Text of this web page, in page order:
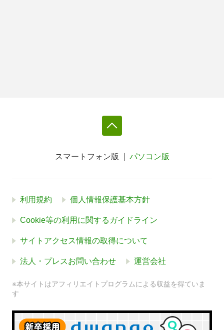
スマートフォン版 パソコン版
利用規約 個人情報保護基本方針
Cookie等の利用に関するガイドライン
サイトアクセス情報の取得について
法人・プレスお問い合わせ 運営会社
※本サイトはアフィリエイトプログラムによる収益を得ていま
す